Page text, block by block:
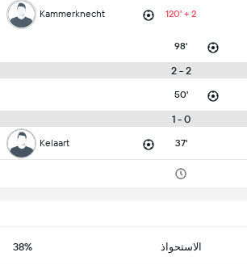
120' + 2
Kammerknecht
98'
2 - 2
50'
0 - 1
37'
Kelaart
الاستحواذ 38%